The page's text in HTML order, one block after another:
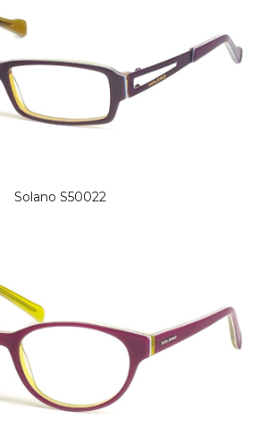
Solano S50022